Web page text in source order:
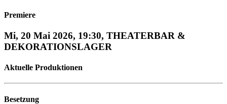
Premiere
Mi, 20 Mai 2026, 19:30, THEATERBAR &
DEKORATIONSLAGER
Aktuelle Produktionen
Besetzung